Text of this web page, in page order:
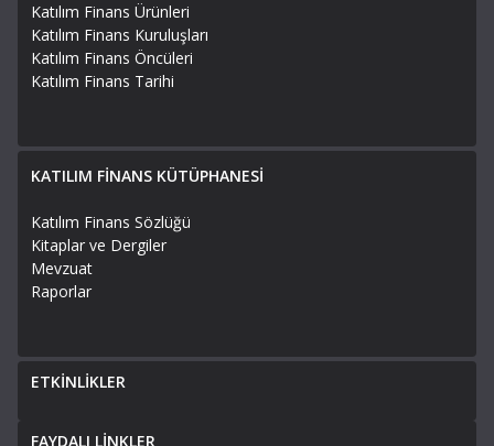
Katılım Finans Ürünleri
Katılım Finans Kuruluşları
Katılım Finans Öncüleri
Katılım Finans Tarihi
KATILIM FİNANS KÜTÜPHANESİ
Katılım Finans Sözlüğü
Kitaplar ve Dergiler
Mevzuat
Raporlar
ETKİNLİKLER
FAYDALI LİNKLER